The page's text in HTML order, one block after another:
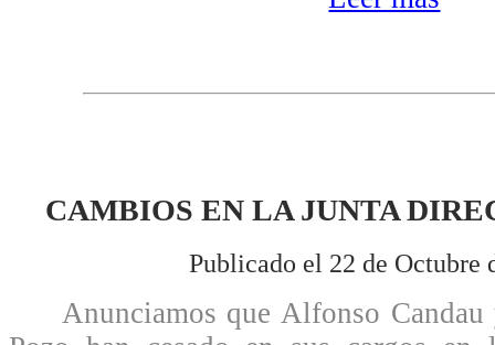
CAMBIOS EN LA JUNTA
Publicado el 22 de Octubre
Anunciamos que Alfonso Candau